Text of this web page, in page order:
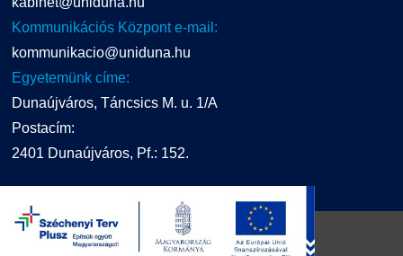
Kommunikációs Központ e-mail:
kommunikacio@uniduna.hu
Egyetemünk címe:
Dunaújváros, Táncsics M. u. 1/A
Postacím:
2401 Dunaújváros, Pf.: 152.
UNIDUNA 2016